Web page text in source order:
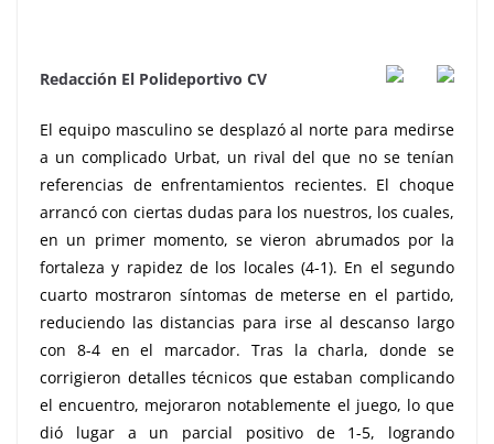
Redacción El Polideportivo CV
El equipo masculino se desplazó al norte para medirse
a un complicado Urbat, un rival del que no se tenían
referencias de enfrentamientos recientes. El choque
arrancó con ciertas dudas para los nuestros, los cuales,
en un primer momento, se vieron abrumados por la
fortaleza y rapidez de los locales (4-1). En el segundo
cuarto mostraron síntomas de meterse en el partido,
reduciendo las distancias para irse al descanso largo
con 8-4 en el marcador. Tras la charla, donde se
corrigieron detalles técnicos que estaban complicando
el encuentro, mejoraron notablemente el juego, lo que
dió lugar a un parcial positivo de 1-5, logrando